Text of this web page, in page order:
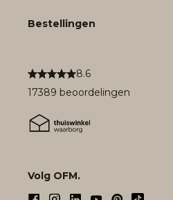
8.6
17389 beoordelingen
Volg OFM.
Bestellingen